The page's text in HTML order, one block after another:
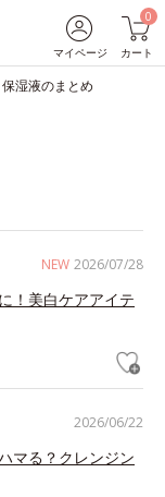
マイページ
0
カート
湿液のまとめ
NEW 2026/07/28
！美白ケアアイテ
2026/06/22
マる？クレンジン